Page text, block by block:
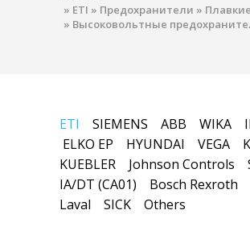
» ETI » Предохранители »
» Высоковольтные
ETI SIEMENS ABB WIKA
ELKO EP
HYUNDAI VEGA
KUEBLER
Johnson Controls
IA/DT (CA01)
Bosch Rexroth
Laval
SICK Others